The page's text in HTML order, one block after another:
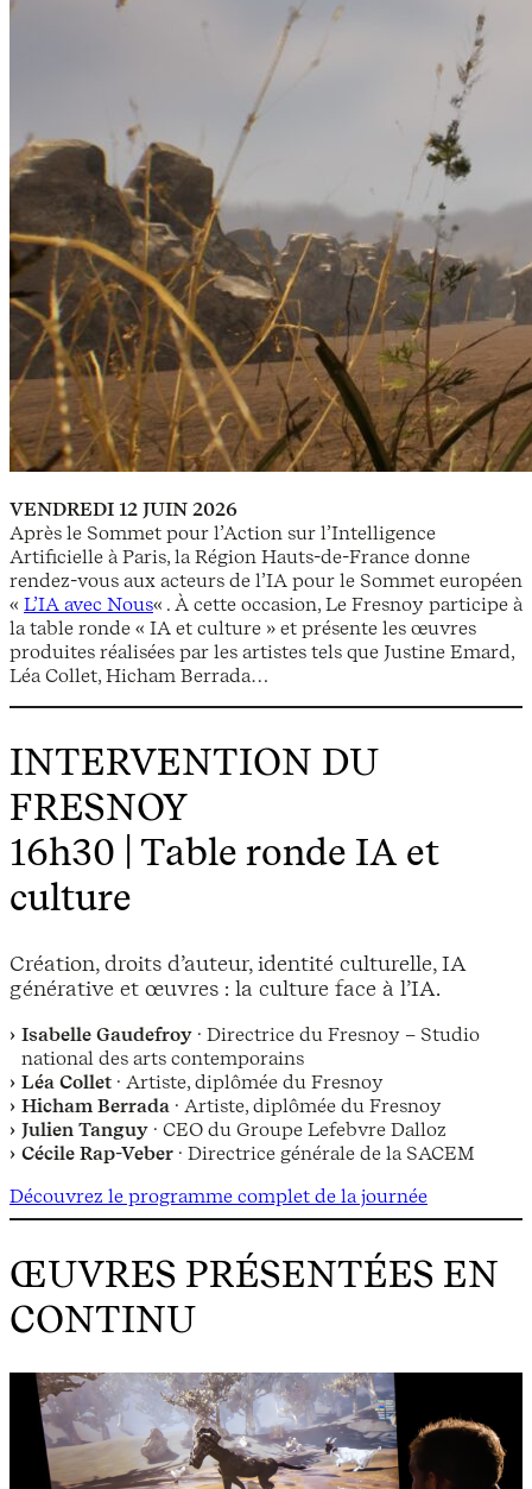
VENDREDI 12 JUIN 2026
Après le Sommet pour l’Action sur l’Intelligence
Artificielle à Paris, la Région Hauts-de-France donne
rendez-vous aux acteurs de l’IA pour le Sommet européen
« L’IA avec Nous« . À cette occasion, Le Fresnoy participe à
la table ronde « IA et culture » et présente les œuvres
produites réalisées par les artistes tels que Justine Emard,
Léa Collet, Hicham Berrada…
INTERVENTION DU
FRESNOY
16h30 | Table ronde IA et
culture
Création, droits d’auteur, identité culturelle, IA
générative et œuvres : la culture face à l’IA.
Isabelle Gaudefroy · Directrice du Fresnoy – Studio
national des arts contemporains
Léa Collet · Artiste, diplômée du Fresnoy
Hicham Berrada · Artiste, diplômée du Fresnoy
Julien Tanguy · CEO du Groupe Lefebvre Dalloz
Cécile Rap-Veber · Directrice générale de la SACEM
Découvrez le programme complet de la journée
ŒUVRES PRÉSENTÉES EN
CONTINU